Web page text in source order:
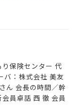
保険センター 代
：株式会社 美友
ん 会長の時間／幹
員卓話 西 徹 会員